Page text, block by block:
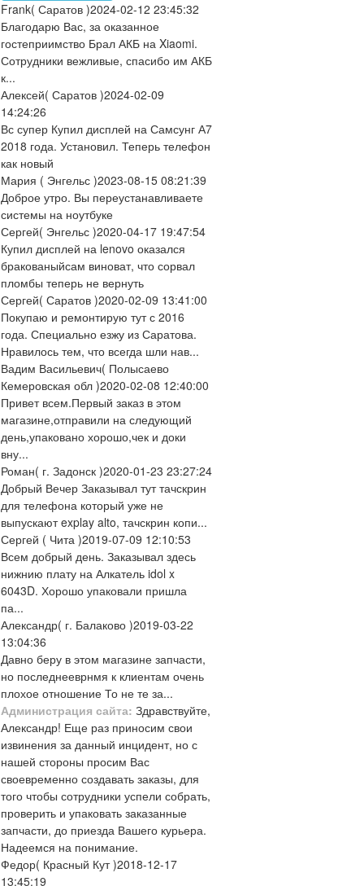
Frank( Саратов )2024-02-12 23:45:32
Благодарю Вас, за оказанное
гостеприимство Брал АКБ на Xiaomi.
Сотрудники вежливые, спасибо им АКБ
к...
Алексей( Саратов )2024-02-09
14:24:26
Вс супер Купил дисплей на Самсунг А7
2018 года. Установил. Теперь телефон
как новый
Мария ( Энгельс )2023-08-15 08:21:39
Доброе утро. Вы переустанавливаете
системы на ноутбуке
Сергей( Энгельс )2020-04-17 19:47:54
Купил дисплей на lenovo оказался
бракованыйсам виноват, что сорвал
пломбы теперь не вернуть
Сергей( Саратов )2020-02-09 13:41:00
Покупаю и ремонтирую тут с 2016
года. Специально езжу из Саратова.
Нравилось тем, что всегда шли нав...
Вадим Васильевич( Полысаево
Кемеровская обл )2020-02-08 12:40:00
Привет всем.Первый заказ в этом
магазине,отправили на следующий
день,упаковано хорошо,чек и доки
вну...
Роман( г. Задонск )2020-01-23 23:27:24
Добрый Вечер Заказывал тут тачскрин
для телефона который уже не
выпускают explay alto, тачскрин копи...
Сергей ( Чита )2019-07-09 12:10:53
Всем добрый день. Заказывал здесь
нижнию плату на Алкатель idol x
6043D. Хорошо упаковали пришла
па...
Александр( г. Балаково )2019-03-22
13:04:36
Давно беру в этом магазине запчасти,
но последнееврнмя к клиентам очень
плохое отношение То не те за...
Администрация сайта: Здравствуйте,
Александр! Еще раз приносим свои
извинения за данный инцидент, но с
нашей стороны просим Вас
своевременно создавать заказы, для
того чтобы сотрудники успели собрать,
проверить и упаковать заказанные
запчасти, до приезда Вашего курьера.
Надеемся на понимание.
Федор( Красный Кут )2018-12-17
13:45:19